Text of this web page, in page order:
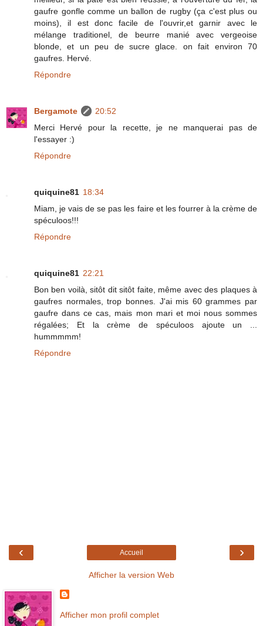
gaufre gonfle comme un ballon de rugby (ça c'est plus ou
moins), il est donc facile de l'ouvrir,et garnir avec le
mélange traditionel, de beurre manié avec vergeoise
blonde, et un peu de sucre glace. on fait environ 70
gaufres. Hervé.
Répondre
Bergamote
20:52
Merci Hervé pour la recette, je ne manquerai pas de
l'essayer :)
Répondre
quiquine81 18:34
Miam, je vais de se pas les faire et les fourrer à la crème de
spéculoos!!!
Répondre
quiquine81 22:21
Bon ben voilà, sitôt dit sitôt faite, même avec des plaques à
gaufres normales, trop bonnes. J'ai mis 60 grammes par
gaufre dans ce cas, mais mon mari et moi nous sommes
régalées; Et la crème de spéculoos ajoute un ...
hummmmm!
Répondre
‹ ›
Accueil
Afficher la version Web
Afficher mon profil complet